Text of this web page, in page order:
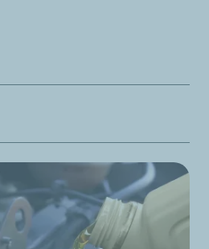
Durán – Boliche
0661
Quito, Pichincha
1713